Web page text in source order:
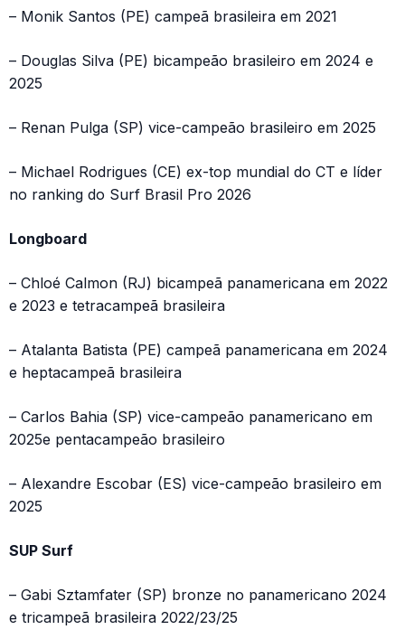
– Monik Santos (PE) campeã brasileira em 2021
– Douglas Silva (PE) bicampeão brasileiro em 2024 e
2025
– Renan Pulga (SP) vice-campeão brasileiro em 2025
– Michael Rodrigues (CE) ex-top mundial do CT e líder
no ranking do Surf Brasil Pro 2026
Longboard
– Chloé Calmon (RJ) bicampeã panamericana em 2022
e 2023 e tetracampeã brasileira
– Atalanta Batista (PE) campeã panamericana em 2024
e heptacampeã brasileira
– Carlos Bahia (SP) vice-campeão panamericano em
2025e pentacampeão brasileiro
– Alexandre Escobar (ES) vice-campeão brasileiro em
2025
SUP Surf
– Gabi Sztamfater (SP) bronze no panamericano 2024
e tricampeã brasileira 2022/23/25